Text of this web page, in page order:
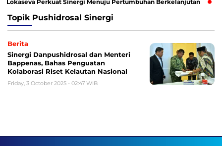
Lokaseva Perkuat Sinergi Menuju Pertumbuhan Berkelanjutan
Topik Pushidrosal Sinergi
Berita
Sinergi Danpushidrosal dan Menteri
Bappenas, Bahas Penguatan
Kolaborasi Riset Kelautan Nasional
Friday, 3 October 2025 - 02:47 WIB